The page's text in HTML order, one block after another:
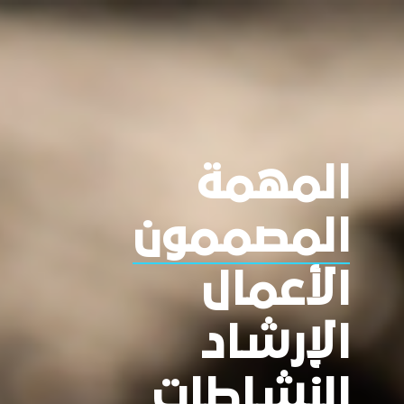
المهمة
المصممون
الأعمال
الإرشاد